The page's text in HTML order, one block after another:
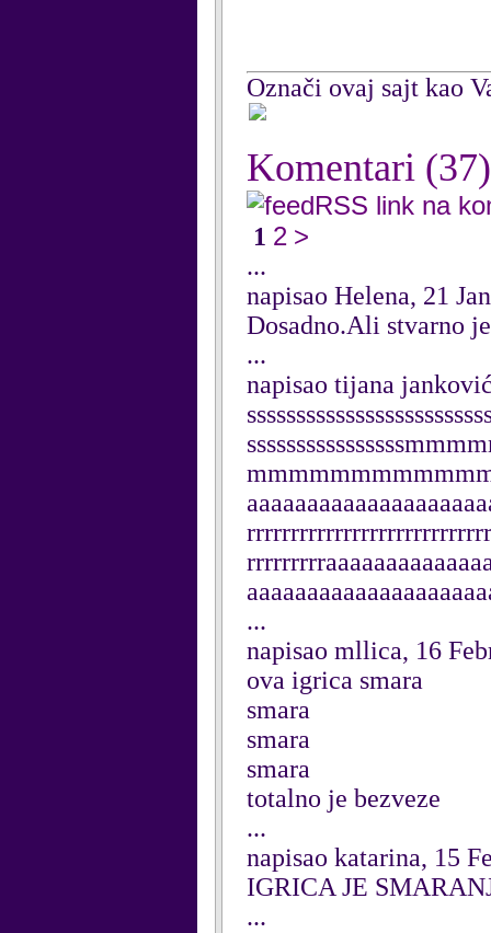
Označi ovaj sajt kao
Komentari (37)
RSS link na
1 2 >
...
napisao Helena, 21
Dosadno.Ali stvarno
...
napisao tijana
...
napisao mllica, 16
ova igrica smara
smara
smara
smara
totalno je bezveze
...
napisao katarina, 15
IGRICA JE
...